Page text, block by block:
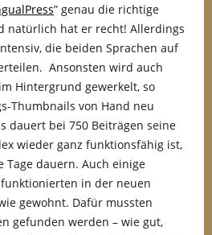
” genau die richtige
natürlich hat er recht! Allerdings
die beiden Sprachen auf
Ansonsten wird auch
Hintergrund gewerkelt, so
Thumbnails von Hand neu
dauert bei 750 Beiträgen seine
wieder ganz funktionsfähig ist,
Tage dauern. Auch einige
in der neuen
gewohnt. Dafür mussten
gefunden werden – wie gut,